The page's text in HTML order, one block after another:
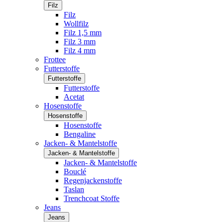
Filz
Filz
Wollfilz
Filz 1,5 mm
Filz 3 mm
Filz 4 mm
Frottee
Futterstoffe
Futterstoffe
Futterstoffe
Acetat
Hosenstoffe
Hosenstoffe
Hosenstoffe
Bengaline
Jacken- & Mantelstoffe
Jacken- & Mantelstoffe
Jacken- & Mantelstoffe
Bouclé
Regenjackenstoffe
Taslan
Trenchcoat Stoffe
Jeans
Jeans